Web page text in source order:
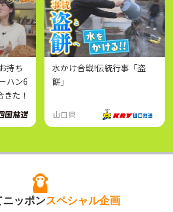
持ち
ハン6
た！
水かけ合戦!伝統行事「盗
餅」
山口県
ニッポンスペシャル企画